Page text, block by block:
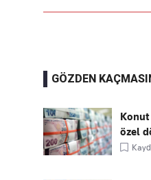
GÖZDEN
Konut
özel